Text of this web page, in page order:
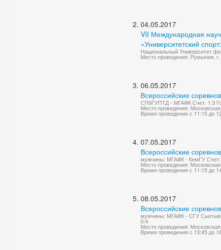
04.05.2017
VII Международная
«Университетский
Национальный Университет
Место проведения: Румыния,
06.05.2017
Всероссийские
СПбГУПТД - МГАФК Счет: 1:3
Место проведения:
Время проведения с 11:15 до
07.05.2017
Всероссийские
мужчины: МГАФК - КемГУ
Место проведения:
Время проведения с 11:15 до
08.05.2017
Всероссийские
мужчины: МГАФК - СГУ
0:4
Место проведения:
Время проведения с 13:45 до